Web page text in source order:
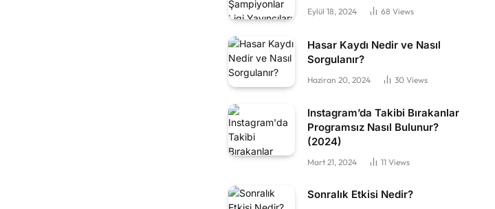
Eylül 18, 2024 68 Views
Hasar Kaydı Nedir ve Nasıl
Sorgulanır?
Haziran 20, 2024 30 Views
Instagram’da Takibi Bırakanlar
Programsız Nasıl Bulunur?
(2024)
Mart 21, 2024 11 Views
Sonralık Etkisi Nedir?